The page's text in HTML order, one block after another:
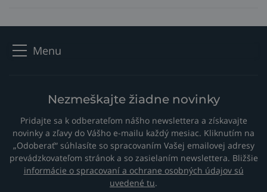
Menu
Nezmeškajte žiadne novinky
Pridajte sa k odberateľom nášho newslettera a získavajte
novinky a zľavy do Vášho e-mailu každý mesiac. Kliknutím na
„Odoberať“ súhlasíte so spracovaním Vašej emailovej adresy
prevádzkovateľom stránok a so zasielaním newslettera. Bližšie
informácie o spracovaní a ochrane osobných údajov sú
uvedené tu.